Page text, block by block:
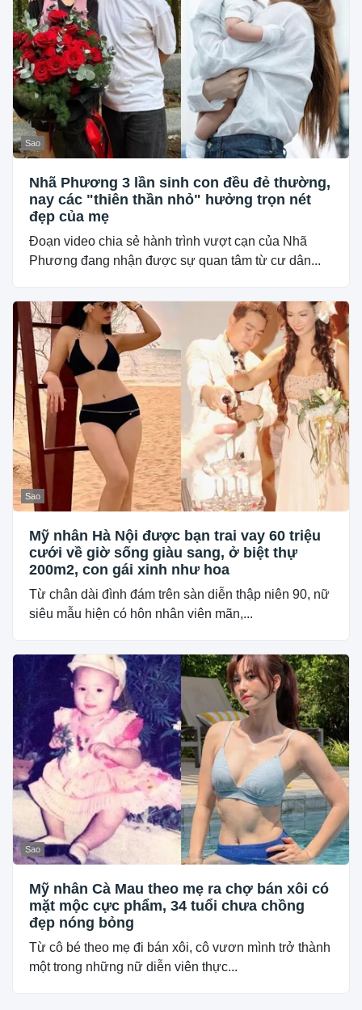
Sao
Nhã Phương 3 lần sinh con đều đẻ thường,
nay các "thiên thần nhỏ" hưởng trọn nét
đẹp của mẹ
Đoạn video chia sẻ hành trình vượt cạn của Nhã
Phương đang nhận được sự quan tâm từ cư dân...
Sao
Mỹ nhân Hà Nội được bạn trai vay 60 triệu
cưới về giờ sống giàu sang, ở biệt thự
200m2, con gái xinh như hoa
Từ chân dài đình đám trên sàn diễn thập niên 90, nữ
siêu mẫu hiện có hôn nhân viên mãn,...
Sao
Mỹ nhân Cà Mau theo mẹ ra chợ bán xôi có
mặt mộc cực phẩm, 34 tuổi chưa chồng
đẹp nóng bỏng
Từ cô bé theo mẹ đi bán xôi, cô vươn mình trở thành
một trong những nữ diễn viên thực...